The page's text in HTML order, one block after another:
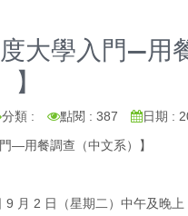
度大學入門—用
分類 : 點閱 : 387
日期 :
—用餐調查（中文系）】
9 月 2 日（星期二）中午及晚